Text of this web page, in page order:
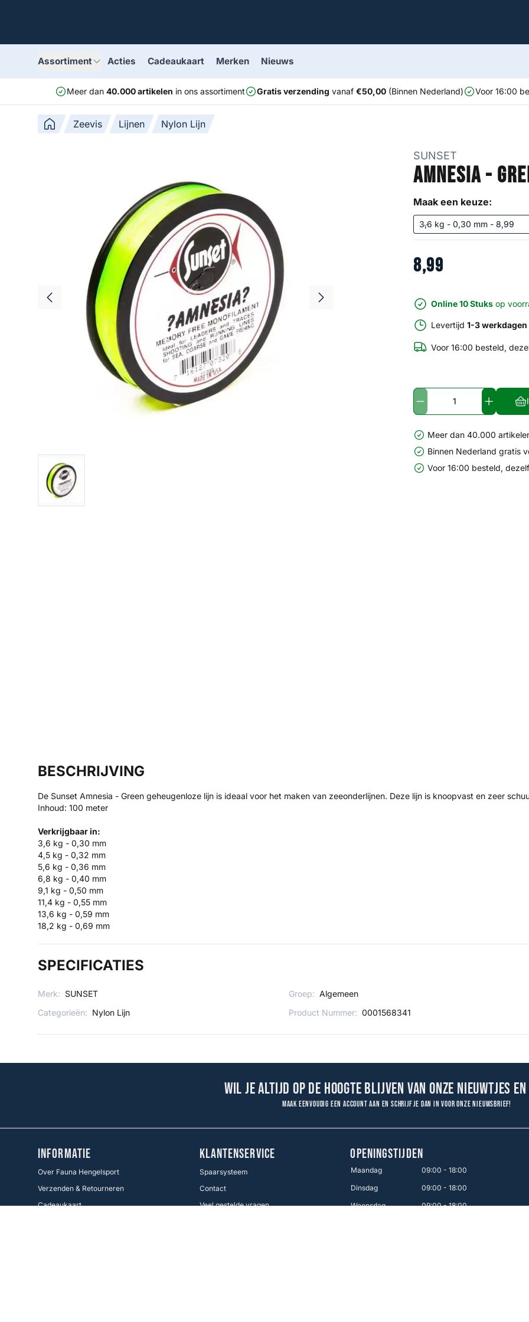
Assortiment Acties Cadeaukaart Merken Nieuws
Meer dan 40.000 artikelen in ons assortiment Gratis verzending vanaf €50,00(Binnen Nederland) Voor 16:00
Zeevis Lijnen Nylon Lijn
SUNSET
Amnesia -
Maak een keuze:
8,99
Online 10 Stuks op
Levertijd 1-3 werkdagen
Voor 16:00 besteld,
Meer dan 40.000
Binnen Nederland gratis
Voor 16:00 besteld,
BESCHRIJVING
De Sunset Amnesia - Green geheugenloze lijn is ideaal voor het maken van zeeonderlijnen. Deze lijn is knoopvast en zeer
Inhoud: 100 meter
Verkrijgbaar in:
3,6 kg - 0,30 mm
4,5 kg - 0,32 mm
5,6 kg - 0,36 mm
6,8 kg - 0,40 mm
9,1 kg - 0,50 mm
11,4 kg - 0,55 mm
13,6 kg - 0,59 mm
18,2 kg - 0,69 mm
SPECIFICATIES
Merk: SUNSET Groep: Algemeen
Categorieën: Nylon Lijn Product Nummer: 0001568341
Wil je altijd op de hoogte blijven van onze nieuwtjes
Maak eenvoudig een account aan en schrijf je dan in voor onze nieuwsbrief!
INFORMATIE
Over Fauna Hengelsport
Verzenden & Retourneren
Cadeaukaart
KLANTENSERVICE
Spaarsysteem
Contact
Veel gestelde vragen
OPENINGSTIJDEN
Maandag
09:00 - 18:00
Dinsdag
09:00 - 18:00
Woensdag
09:00 - 18:00